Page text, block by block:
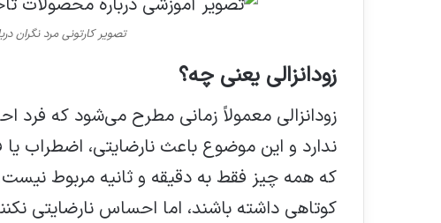
تصویر کارتونی مرد نگران
زودانزالی یعنی چه؟
زودانزالی معمولاً زمانی مطرح می‌شود که فرد
ندارد و این موضوع باعث نارضایتی، اضطراب
که همه چیز فقط به دقیقه و ثانیه مربوط
کوتاهی داشته باشند، اما احساس نارضایتی